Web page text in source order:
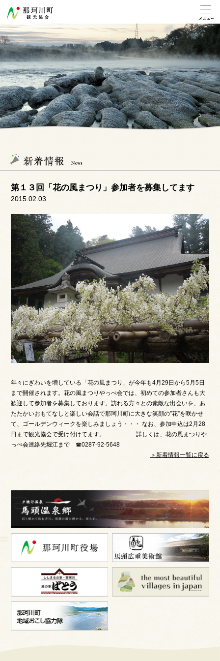
第１３回「花の風まつり」参加者を募集してます
2015.02.03
年々にぎわいを増している「花の風まつり」が今年も4月29日から5月5日
まで開催されます。花の風まつりやっぺ会では、初めての参加者さんも大
歓迎して参加者を募集しております。訪れる方々との素敵な出会いを、あ
たたかいおもてなしと楽しい会話で那珂川町に大きな笑顔の”花”を咲かせ
て、ゴールデンウィークを楽しみましょう・・・ なお、参加申込は2月28
日まで観光協会で受け付けてます。 詳しくは、花の風まつりや
っぺ会連絡先堀江まで ☎0287-92-5648
＞新着情報一覧に戻る